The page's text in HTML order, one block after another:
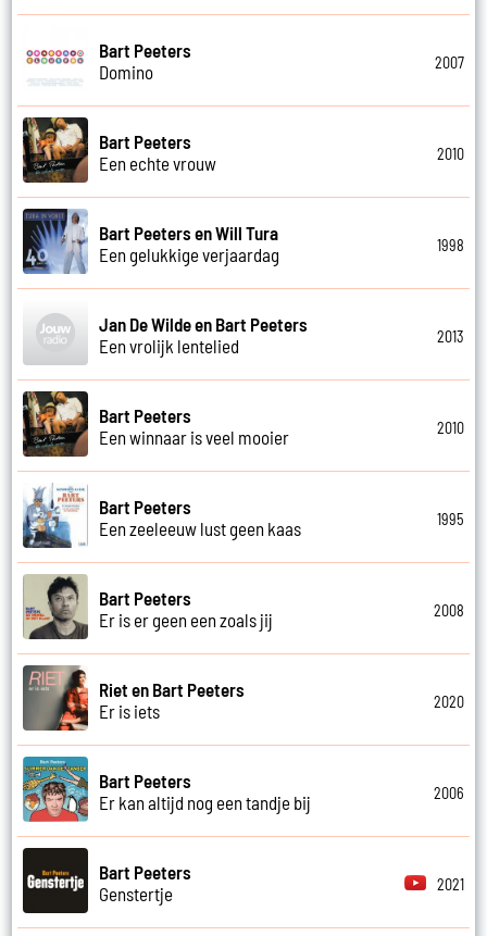
Bart Peeters
Domino
2007
Bart Peeters
Een echte vrouw
2010
Bart Peeters en Will Tura
Een gelukkige verjaardag
1998
Jan De Wilde en Bart Peeters
Een vrolijk lentelied
2013
Bart Peeters
Een winnaar is veel mooier
2010
Bart Peeters
Een zeeleeuw lust geen kaas
1995
Bart Peeters
Er is er geen een zoals jij
2008
Riet en Bart Peeters
Er is iets
2020
Bart Peeters
Er kan altijd nog een tandje bij
2006
Bart Peeters
Genstertje
2021